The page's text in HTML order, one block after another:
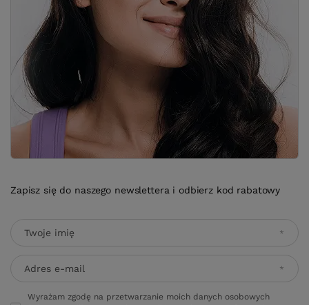
Zapisz się do naszego newslettera i odbierz kod rabatowy
Twoje imię
Adres e-mail
Wyrażam zgodę na przetwarzanie moich danych osobowych